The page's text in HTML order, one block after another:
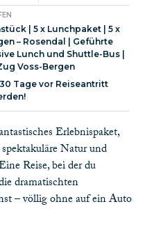
| 5 x Lunchpaket | 5 x
– Rosendal | Geführte
Lunch und Shuttle-Bus |
Voss-Bergen
Tage vor Reiseantritt
Erlebnispaket,
Natur und
Reise, bei der du
dramatischten
– völlig ohne auf ein Auto